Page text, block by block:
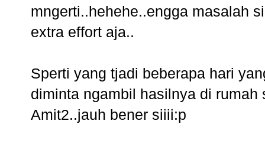
mngerti..hehehe..engga masalah
extra effort aja..
Sperti yang tjadi beberapa hari
diminta ngambil hasilnya di
Amit2..jauh bener siiii:p